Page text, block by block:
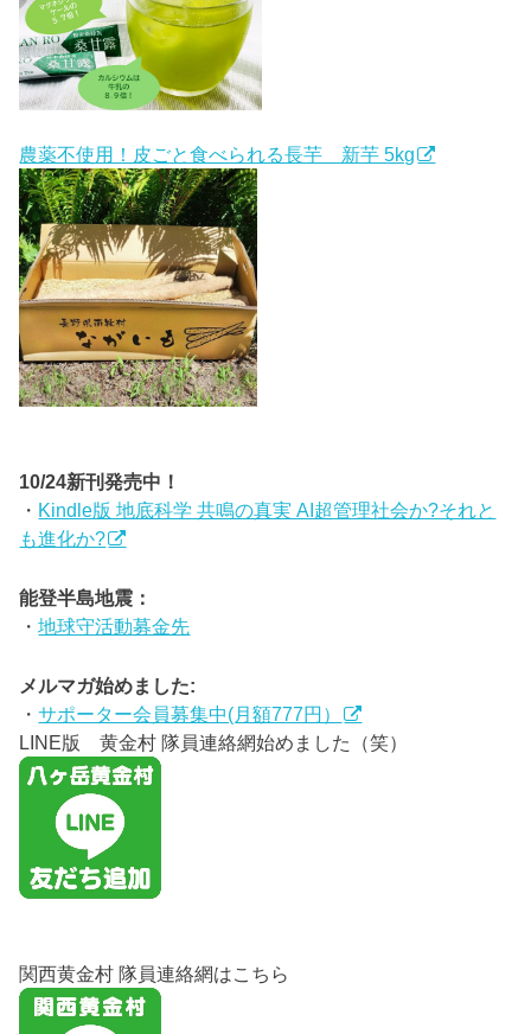
農薬不使用！皮ごと食べられる長芋 新芋 5kg
10/24新刊発売中！
・ Kindle版 地底科学 共鳴の真実 AI超管理社会か?それと
も進化か?
能登半島地震：
・地球守活動募金先
メルマガ始めました:
・サポーター会員募集中(月額777円）
LINE版 黄金村 隊員連絡網始めました（笑）
関西黄金村 隊員連絡網はこちら